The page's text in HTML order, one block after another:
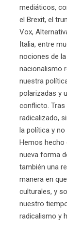
mediáticos,
el Brexit, el
Vox,
Italia, entre
nociones de
nacionalismo
nuestra
polarizadas y
conflicto. Tras
radicalizado,
la política y no
Hemos hecho
nueva forma
también una
manera en
culturales, y
nuestro
radicalismo y